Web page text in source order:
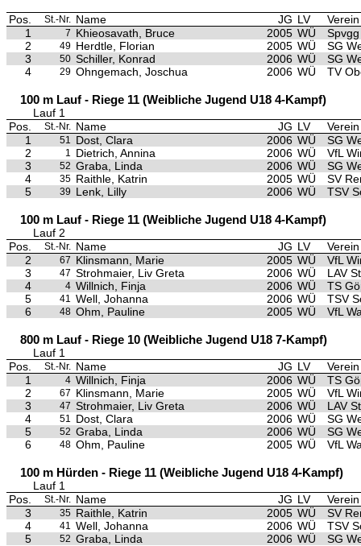
Pos. St.-Nr. Name JG LV
Verein
1
7 Khieosavath, Bruce 2005 WÜ
2
49 Herdtle, Florian 2005 WÜ
SG
3
50 Schiller, Konrad 2006 WÜ
SG
4
29 Ohngemach, Joschua 2006 WÜ TV
100 m Lauf - Riege 11 (Weibliche Jugend U18 4-Kampf)
Lauf 1
Pos.
St.-Nr. Name JG LV
Verein
1
51 Dost, Clara 2006 WÜ
SG
2
1 Dietrich, Annina 2006 WÜ
VfL
3
52 Graba, Linda 2006 WÜ
SG
4
35 Raithle, Katrin 2005 WÜ
SV
5
39 Lenk, Lilly 2006 WÜ TSV
100 m Lauf - Riege 11 (Weibliche Jugend U18 4-Kampf)
Lauf 2
Pos.
St.-Nr. Name JG LV
Verein
2
67 Klinsmann, Marie 2005 WÜ
VfL
3
47 Strohmaier, Liv Greta 2006 WÜ
LAV
4
4 Willnich, Finja 2006 WÜ
TS
5
41 Well, Johanna 2006 WÜ
TSV
6
48 Ohm, Pauline 2005 WÜ VfL
800 m Lauf - Riege 10 (Weibliche Jugend U18 7-Kampf)
Lauf 1
Pos.
St.-Nr. Name JG LV
Verein
1
4 Willnich, Finja 2006 WÜ
TS
2
67 Klinsmann, Marie 2005 WÜ
VfL
3
47 Strohmaier, Liv Greta 2006 WÜ
LAV
4
51 Dost, Clara 2006 WÜ
SG
5
52 Graba, Linda 2006 WÜ
SG
6
48 Ohm, Pauline 2005 WÜ VfL
100 m Hürden - Riege 11 (Weibliche Jugend U18 4-Kampf)
Lauf 1
Pos.
St.-Nr. Name JG LV
Verein
3
35 Raithle, Katrin 2005 WÜ
SV
4
41 Well, Johanna 2006 WÜ
TSV
5
52 Graba, Linda 2006 WÜ SG